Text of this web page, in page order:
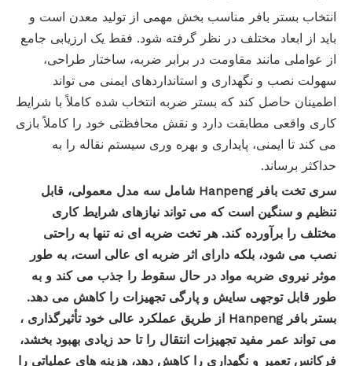
انتخاب بستر بافر مناسب بخش مهمی از تولید معدن است و
باید از ابعاد مختلف در نظر گرفته شود. فقط یک ارزیابی جامع
از عواملی مانند مقاومت در برابر ضربه، ساختار طراحی،
سهولت نصب و نگهداری و استانداردهای ایمنی می تواند
اطمینان حاصل کند که بستر ضربه انتخاب شده کاملاً با شرایط
کاری واقعی مطابقت دارد و نقش محافظتی خود را کاملاً بازی
می کند تا ایمنی، پایداری و بهره وری سیستم نقاله را به
حداکثر برساند.
سری تخت بافر Hanpeng شامل سه مدل معمولی، قابل
تنظیم و سنگین است که می تواند نیازهای شرایط کاری
مختلف را برآورده کند. هر تخت ضربه ای نه تنها به راحتی
نصب می شود، بلکه دارای اثر ضربه ای عالی است، به طور
موثر نیروی ضربه مواد در حال سقوط را جذب می کند و به
طور قابل توجهی سایش و پارگی تجهیزات را کاهش می دهد.
بستر بافر Hanpeng از طریق عملکرد عالی خود
تأثیرگذاری ،
می تواند عمر مفید تجهیزات انتقال را تا حد زیادی بهبود بخشد،
فرکانس تعمیر و نگهداری را کاهش دهد، هزینه های عملیاتی را